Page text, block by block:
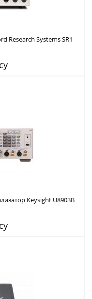
Research Systems SR1
Keysight U8903B